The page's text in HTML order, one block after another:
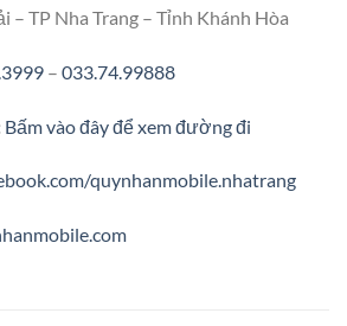
TP Nha Trang – Tỉnh Khánh Hòa
– 033.74.99888
Bấm vào đây để xem đường đi
quynhanmobile.nhatrang